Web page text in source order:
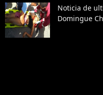
Noticia de
Domingue